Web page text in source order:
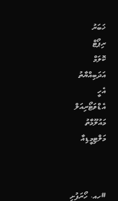
ޚަބަރު
ރިޕޯޓް
ކޮލަމް
އަދަބިއްޔާތު
އެހީ
އެޑްވަޓޯރިއަލް
މައުލޫމާތު
މަލްޓިމީޑިއާ
#ހއ. ހޯރަފުށި